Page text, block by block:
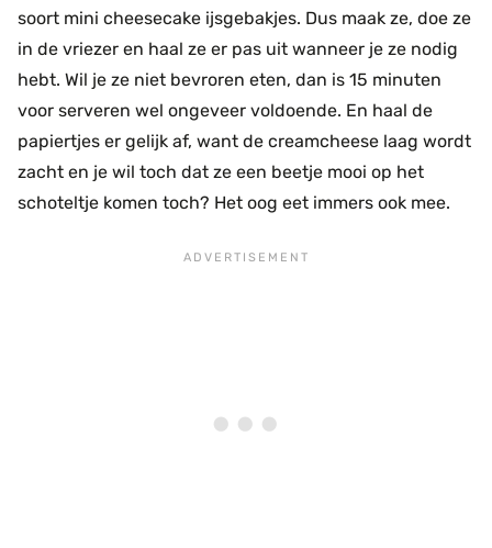
soort mini cheesecake ijsgebakjes. Dus maak ze, doe ze
in de vriezer en haal ze er pas uit wanneer je ze nodig
hebt. Wil je ze niet bevroren eten, dan is 15 minuten
voor serveren wel ongeveer voldoende. En haal de
papiertjes er gelijk af, want de creamcheese laag wordt
zacht en je wil toch dat ze een beetje mooi op het
schoteltje komen toch? Het oog eet immers ook mee.